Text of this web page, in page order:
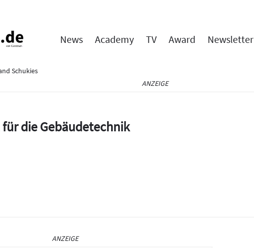
News Academy TV Award Newsletter
Schukies
ANZEIGE
die Gebäudetechnik
ANZEIGE